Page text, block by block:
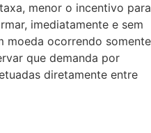
menor o incentivo para
imediatamente e sem
moeda ocorrendo somente
que demanda por
diretamente entre